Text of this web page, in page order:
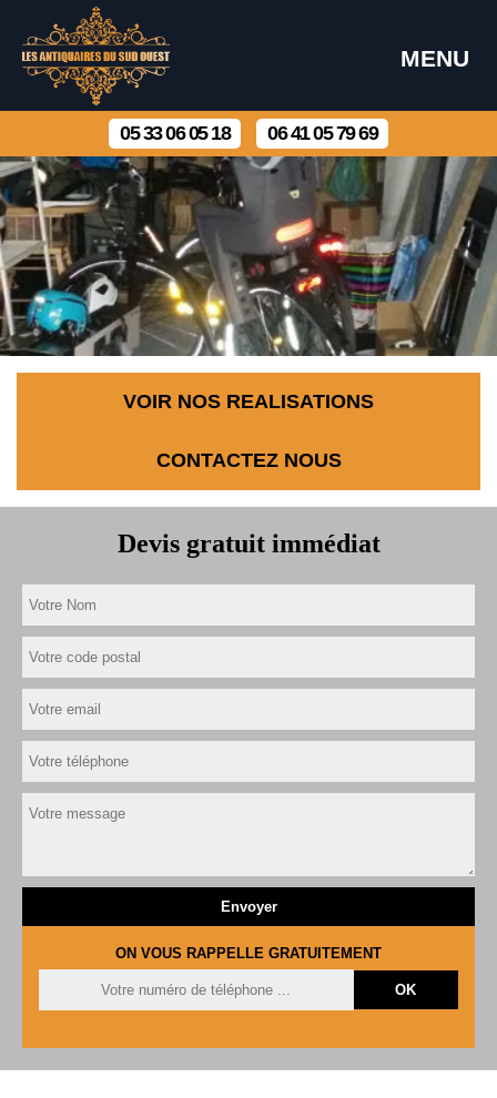
MENU
05 33 06 05 18 06 41 05 79 69
VOIR NOS REALISATIONS
CONTACTEZ NOUS
Devis gratuit immédiat
ON VOUS RAPPELLE GRATUITEMENT